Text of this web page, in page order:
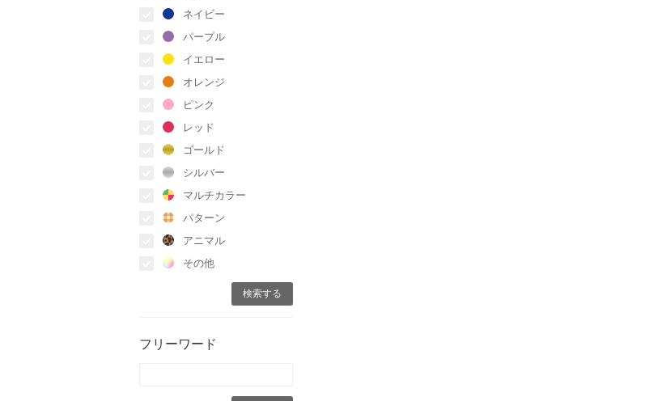
ネイビー
パープル
イエロー
オレンジ
ピンク
レッド
ゴールド
シルバー
マルチカラー
パターン
アニマル
その他
フリーワード